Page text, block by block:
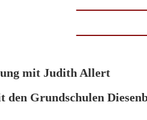
mit Judith Allert
den Grundschulen